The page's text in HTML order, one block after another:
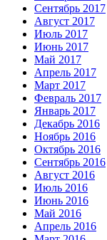
Сентябрь 2017
Август 2017
Июль 2017
Июнь 2017
Май 2017
Апрель 2017
Март 2017
Февраль 2017
Январь 2017
Декабрь 2016
Ноябрь 2016
Октябрь 2016
Сентябрь 2016
Август 2016
Июль 2016
Июнь 2016
Май 2016
Апрель 2016